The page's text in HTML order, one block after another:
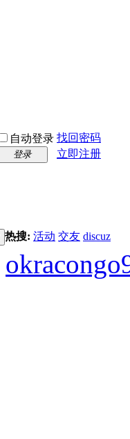
自动登录 找回密码
登录
立即注册
热搜: 活动 交友 discuz